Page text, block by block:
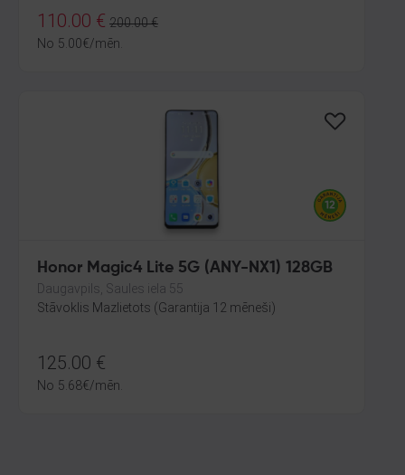
110.00 € 200.00€
No 5.00€/mēn.
Honor Magic4 Lite 5G (ANY-NX1) 128GB
Daugavpils, Saules iela 55
Stāvoklis Mazlietots (Garantija 12 mēneši)
125.00 €
No 5.68€/mēn.